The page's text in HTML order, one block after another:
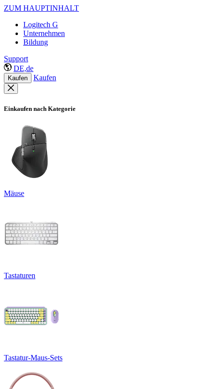
ZUM HAUPTINHALT
Logitech G
Unternehmen
Bildung
Support
DE,de
Kaufen Kaufen
Einkaufen nach Kategorie
Mäuse
Tastaturen
Tastatur-Maus-Sets